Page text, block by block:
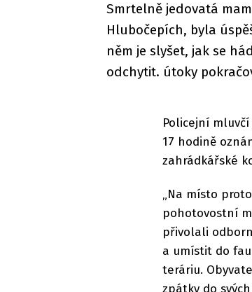
Smrtelně jedovatá
Hlubočepích, byla
něm je slyšet, jak se
odchytit. útoky
Policejní
17 hodině
zahrádkářské
„Na místo
pohotovostní
přivolali
a umístit do
teráriu.
zpátky do